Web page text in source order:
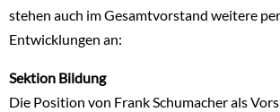
stehen auch im Gesamtvorstand weitere
Entwicklungen an:
Sektion Bildung
Die Position von Frank Schumacher als